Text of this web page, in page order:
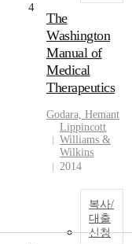
4
The
Washington
Manual of
Medical
Therapeutics
Godara, Hemant
Lippincott
Williams &
Wilkins
2014
복사/
대출
신청